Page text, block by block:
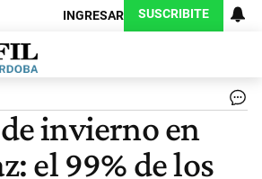
INGRESAR SUSCRIBITE
invierno en
el 99% de los